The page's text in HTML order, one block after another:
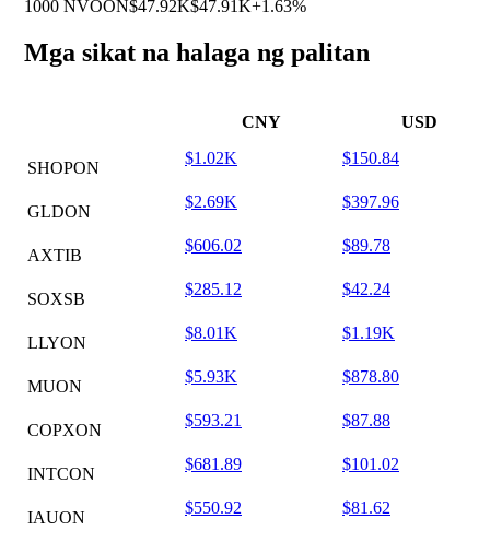
1000 NVOON$47.92K$47.91K+1.63%
Mga sikat na halaga ng palitan
CNY USD
SHOPON
$1.02K $150.84
GLDON
$2.69K $397.96
AXTIB
$606.02 $89.78
SOXSB
$285.12 $42.24
LLYON
$8.01K $1.19K
MUON
$5.93K $878.80
COPXON
$593.21 $87.88
INTCON
$681.89 $101.02
IAUON
$550.92 $81.62